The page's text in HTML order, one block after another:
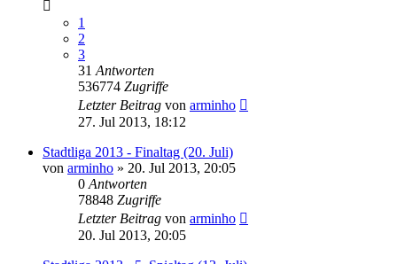
1
2
3
31 Antworten
536774 Zugriffe
Letzter Beitrag von arminho
27. Jul 2013, 18:12
Stadtliga 2013 - Finaltag (20. Juli)
von arminho » 20. Jul 2013, 20:05
0 Antworten
78848 Zugriffe
Letzter Beitrag von arminho
20. Jul 2013, 20:05